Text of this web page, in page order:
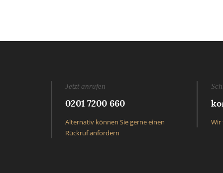
Jetzt anrufen
0201 7200 660
Alternativ können Sie gerne einen
Rückruf anfordern
Wir